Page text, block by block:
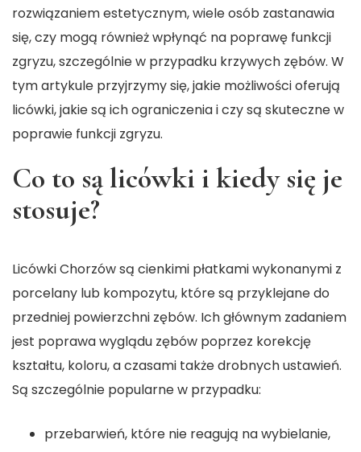
rozwiązaniem estetycznym, wiele osób zastanawia
się, czy mogą również wpłynąć na poprawę funkcji
zgryzu, szczególnie w przypadku krzywych zębów. W
tym artykule przyjrzymy się, jakie możliwości oferują
licówki, jakie są ich ograniczenia i czy są skuteczne w
poprawie funkcji zgryzu.
Co to są licówki i kiedy się je
stosuje?
Licówki Chorzówsą cienkimi płatkami wykonanymi z
porcelany lub kompozytu, które są przyklejane do
przedniej powierzchni zębów. Ich głównym zadaniem
jest poprawa wyglądu zębów poprzez korekcję
kształtu, koloru, a czasami także drobnych ustawień.
Są szczególnie popularne w przypadku:
przebarwień, które nie reagują na wybielanie,